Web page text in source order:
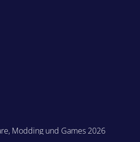
Modding und Games 2026